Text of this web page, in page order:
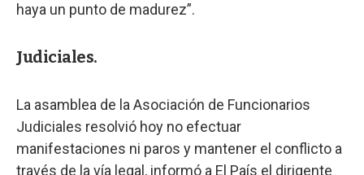
haya un punto de madurez”.
Judiciales.
La asamblea de la Asociación de Funcionarios
Judiciales resolvió hoy no efectuar
manifestaciones ni paros y mantener el conflicto a
través de la vía legal, informó a El País el dirigente